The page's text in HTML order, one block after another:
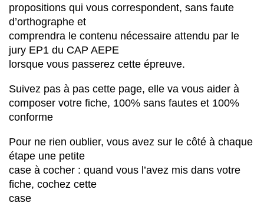
propositions qui vous correspondent, sans faute
d’orthographe et
comprendra le contenu nécessaire attendu par le
jury EP1 du CAP AEPE
lorsque vous passerez cette épreuve.
Suivez pas à pas cette page, elle va vous aider à
composer votre fiche, 100% sans fautes et 100%
conforme
Pour ne rien oublier, vous avez sur le côté à chaque
étape une petite
case à cocher : quand vous l’avez mis dans votre
fiche, cochez cette
case